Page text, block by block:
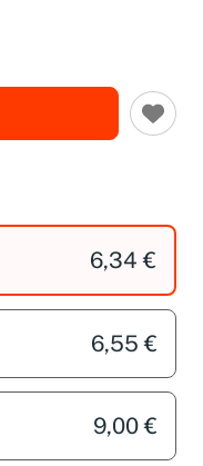
6,34 €
6,55 €
9,00 €